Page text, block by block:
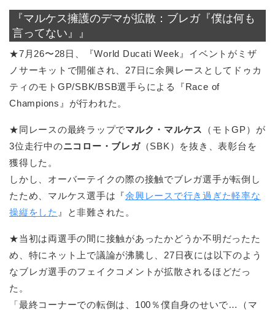
『マルケス擁護のデマが拡散：ブレガ『僕は何も
言ってない』』
★7月26〜28日、『World Ducati Week』イベントがミザ
ノサーキットで開催され、27日に余興レースとしてドゥカ
ティのモトGP/SBK/BSB選手らによる『Race of
Champions』が行われた。
★同レースの最終ラップでマルク・マルケス
（モトGP）が
3位走行中のニコロー・ブレガ（SBK）を抜き、表彰台を
獲得した。
しかし、オーバーテイクの際の接触でブレガ選手が転倒し
たため、マルケス選手は『余興レースで行き過ぎた軽率な
操縦をした 』と非難された。
★当初は両選手の間に接触があったかどうか不明だったた
め、特にネット上で議論が沸騰し、27日夜には以下のよう
なブレガ選手のフェイクコメントが拡散されるほどだっ
た。
「最終コーナーでの転倒は、100％僕自身のせいで…（マ